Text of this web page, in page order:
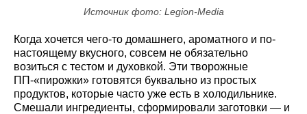
Источник фото: Legion-Media
Когда хочется чего-то домашнего, ароматного и по-
настоящему вкусного, совсем не обязательно
возиться с тестом и духовкой. Эти творожные
ПП-«пирожки» готовятся буквально из простых
продуктов, которые часто уже есть в холодильнике.
Смешали ингредиенты, сформировали заготовки — и